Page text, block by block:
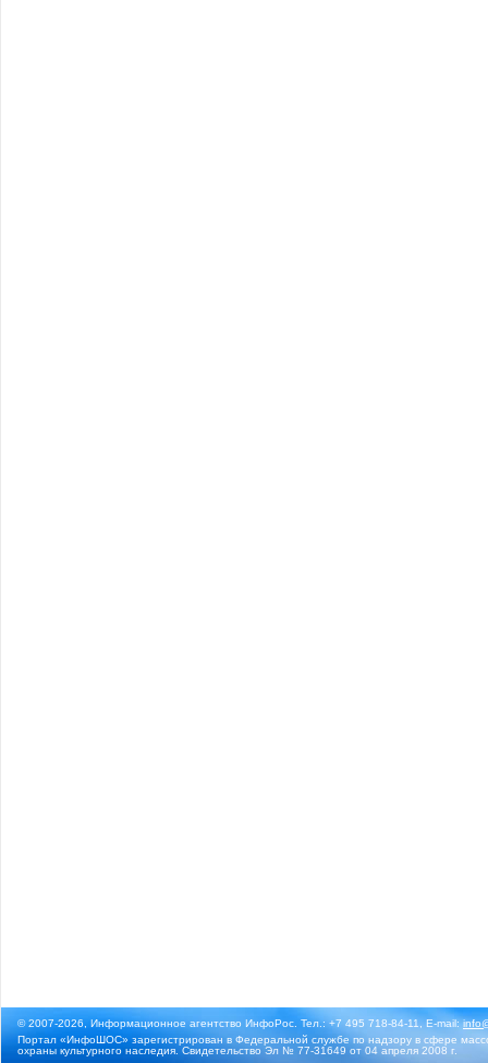
© 2007-2026, Информационное агентство ИнфоРос. Тел.: +7 495 718-84-11, E-mail:
Портал «ИнфоШОС» зарегистрирован в Федеральной службе по надзору в сфере
охраны культурного наследия. Свидетельство Эл № 77-31649 от 04 апреля 2008 г.